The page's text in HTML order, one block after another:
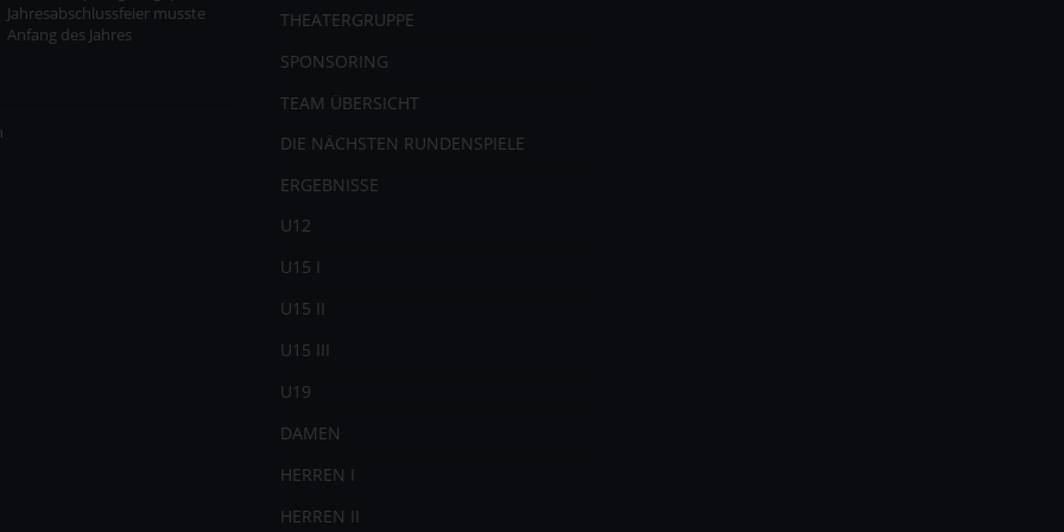
Jahresabschlussfeier musste
Anfang des Jahres
THEATERGRUPPE
SPONSORING
TEAM ÜBERSICHT
DIE NÄCHSTEN RUNDENSPIELE
ERGEBNISSE
U12
U15 I
U15 II
U15 III
U19
DAMEN
HERREN I
HERREN II